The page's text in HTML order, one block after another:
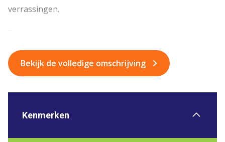
verrassingen.
Bekijk de volledige omschrijving
Kenmerken